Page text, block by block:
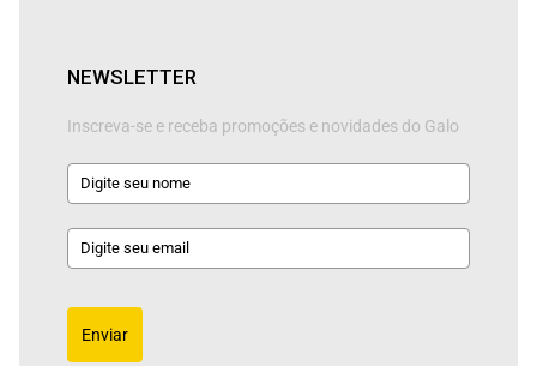
NEWSLETTER
Inscreva-se e receba promoções e novidades do Galo
Enviar